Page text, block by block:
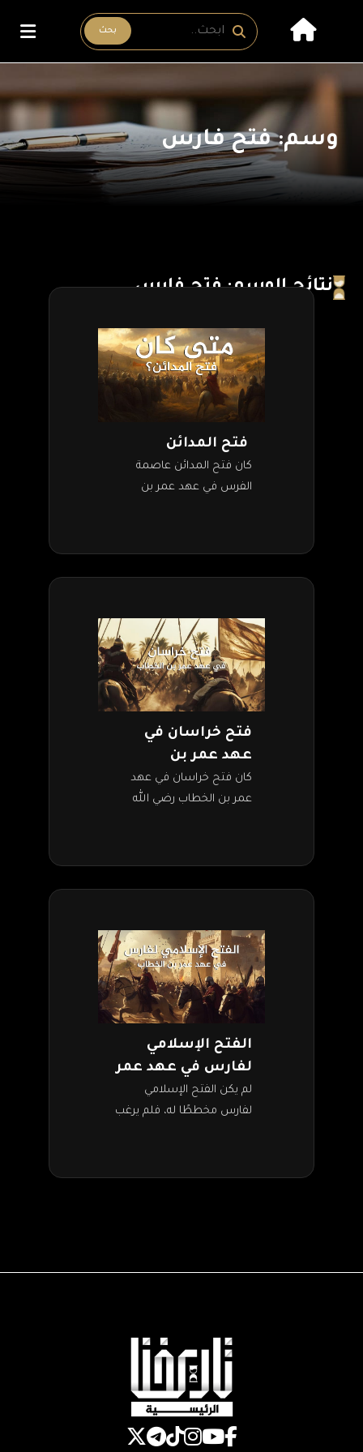
بحث
وسم: فتح فارس
نتائج الوسم: فتح فارس
فتح المدائن
كان فتح المدائن عاصمة
الفرس في عهد عمر بن
فتح خراسان في
عهد عمر بن
الخطاب
كان فتح خراسان في عهد
عمر بن الخطاب رضي الله
سنة 22 من الهجرة تقريبًا،…
الفتح الإسلامي
لفارس في عهد عمر
بن الخطاب
لم يكن الفتح الإسلامي
لفارس مخططًا له، فلم يرغب
إيران حاليًا). وكان رضي الله…